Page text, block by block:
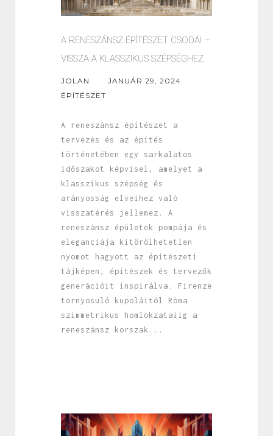
A RENESZÁNSZ ÉPÍTÉSZET CSODÁI –
VISSZA A KLASSZIKUS SZÉPSÉGHEZ
JOLAN
JANUÁR 29, 2024
ÉPÍTÉSZET
A reneszánsz építészet a
tervezés és az építés
történetében egy sarkalatos
időszakot képvisel, amelyet a
klasszikus szépség és
arányosság elveihez való
visszatérés jellemez. A
reneszánsz épületek pompája és
eleganciája kitörölhetetlen
nyomot hagyott az építészeti
tájképen, építészek és tervezők
generációit inspirálva. Firenze
tornyosuló kupoláitól Róma
szimmetrikus homlokzataiig a
reneszánsz korszak...